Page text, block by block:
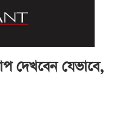
দেখবেন যেভাবে,